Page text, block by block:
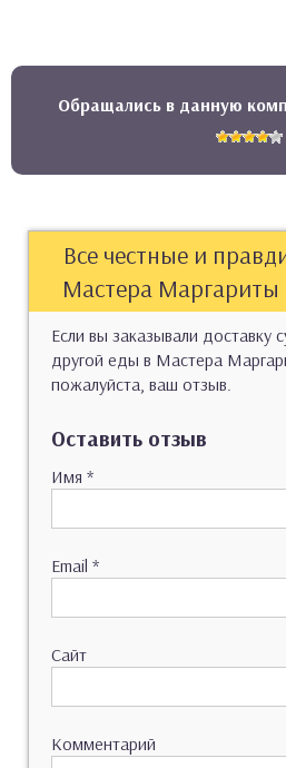
Обращались в данную
Все честные и
Мастера Маргариты
Если вы заказывали доставку
другой еды в Мастера
пожалуйста, ваш отзыв.
Оставить отзыв
Имя *
Email *
Сайт
Комментарий